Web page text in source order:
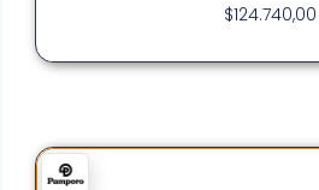
$124.740,00